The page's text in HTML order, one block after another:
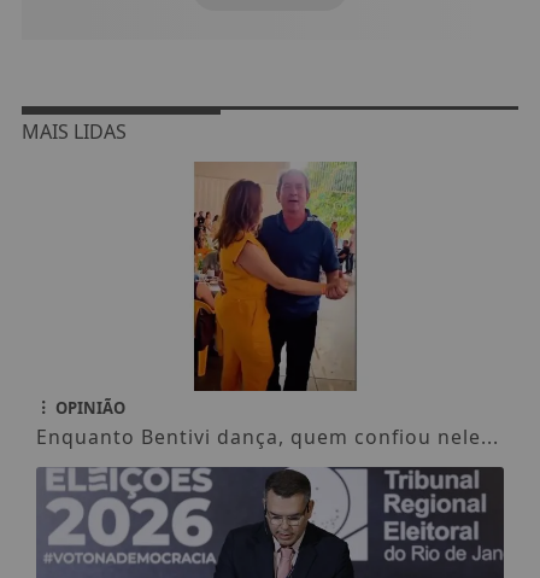
MAIS LIDAS
OPINIÃO
Enquanto Bentivi dança, quem confiou nele...